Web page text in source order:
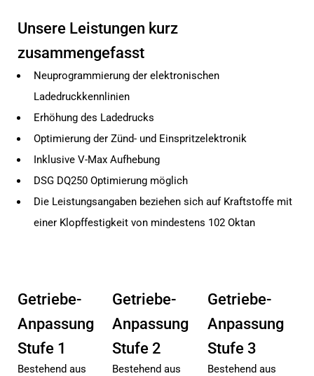
Unsere Leistungen kurz
zusammengefasst
Neuprogrammierung der elektronischen
Ladedruckkennlinien
Erhöhung des Ladedrucks
Optimierung der Zünd- und Einspritzelektronik
Inklusive V-Max Aufhebung
DSG DQ250 Optimierung möglich
Die Leistungsangaben beziehen sich auf Kraftstoffe mit
einer Klopffestigkeit von mindestens 102 Oktan
Getriebe-
Anpassung
Stufe 1
Bestehend aus
Getriebe-
Anpassung
Stufe 2
Bestehend aus
Getriebe-
Anpassung
Stufe 3
Bestehend aus